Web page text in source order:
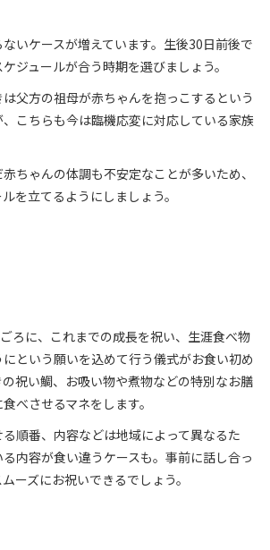
いケースが増えています。生後30日前後で
ジュールが合う時期を選びましょう。
父方の祖母が赤ちゃんを抱っこするという
こちらも今は臨機応変に対応している家族
ちゃんの体調も不安定なことが多いため、
を立てるようにしましょう。
ろに、これまでの成長を祝い、生涯食べ物
という願いを込めて行う儀式がお食い初め
祝い鯛、お吸い物や煮物などの特別なお膳
べさせるマネをします。
順番、内容などは地域によって異なるた
内容が食い違うケースも。事前に話し合っ
ーズにお祝いできるでしょう。